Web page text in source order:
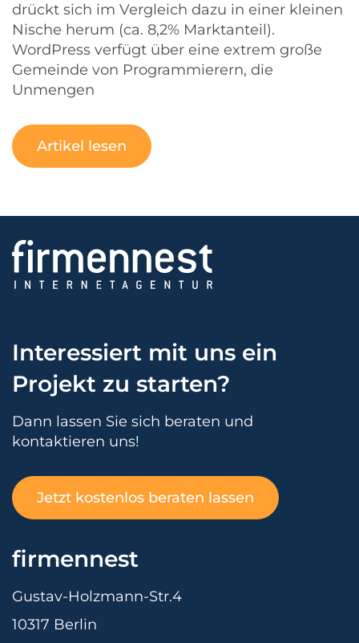
drückt sich im Vergleich dazu in einer kleinen
Nische herum (ca. 8,2% Marktanteil).
WordPress verfügt über eine extrem große
Gemeinde von Programmierern, die
Unmengen
Artikel lesen
Interessiert mit uns ein
Projekt zu starten?
Dann lassen Sie sich beraten und
kontaktieren uns!
Jetzt kostenlos beraten lassen
firmennest
Gustav-Holzmann-Str.4
10317 Berlin